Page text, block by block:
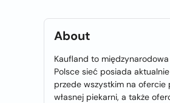
About
Kaufland to
Polsce sieć posiada
przede wszystkim na
własnej piekarni, a także